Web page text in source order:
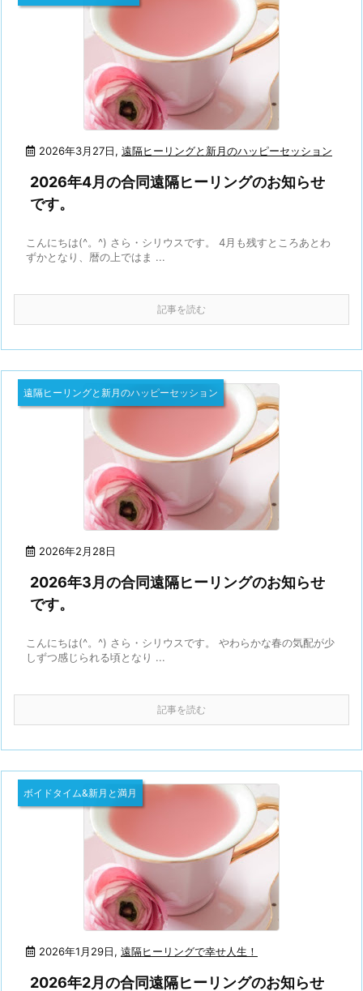
2026年3月27日, 遠隔ヒーリングと新月のハッピーセッション
2026年4月の合同遠隔ヒーリングのお知らせ
です。
こんにちは(^。^) さら・シリウスです。 4月も残すところあとわ
ずかとなり、暦の上ではま ...
記事を読む
2026年2月28日
遠隔ヒーリングと新月のハッピーセッション
2026年3月の合同遠隔ヒーリングのお知らせ
です。
こんにちは(^。^) さら・シリウスです。 やわらかな春の気配が少
しずつ感じられる頃となり ...
記事を読む
2026年1月29日
ボイドタイム&新月と満月
, 遠隔ヒーリングで幸せ人生！
2026年2月の合同遠隔ヒーリングのお知らせ